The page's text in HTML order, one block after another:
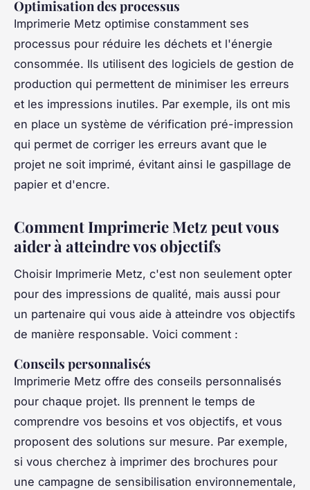
Optimisation des processus
Imprimerie Metz optimise constamment ses
processus pour réduire les déchets et l'énergie
consommée. Ils utilisent des logiciels de gestion de
production qui permettent de minimiser les erreurs
et les impressions inutiles. Par exemple, ils ont mis
en place un système de vérification pré-impression
qui permet de corriger les erreurs avant que le
projet ne soit imprimé, évitant ainsi le gaspillage de
papier et d'encre.
Comment Imprimerie Metz peut vous
aider à atteindre vos objectifs
Choisir Imprimerie Metz, c'est non seulement opter
pour des impressions de qualité, mais aussi pour
un partenaire qui vous aide à atteindre vos objectifs
de manière responsable. Voici comment :
Conseils personnalisés
Imprimerie Metz offre des conseils personnalisés
pour chaque projet. Ils prennent le temps de
comprendre vos besoins et vos objectifs, et vous
proposent des solutions sur mesure. Par exemple,
si vous cherchez à imprimer des brochures pour
une campagne de sensibilisation environnementale,